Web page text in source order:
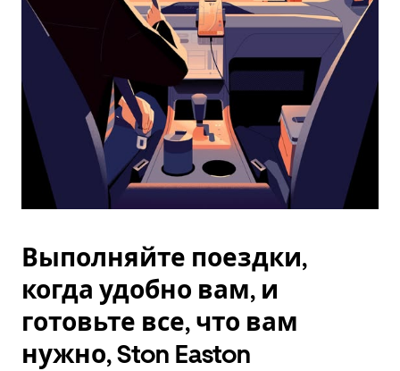
Выполняйте поездки,
когда удобно вам, и
готовьте все, что вам
нужно, Ston Easton